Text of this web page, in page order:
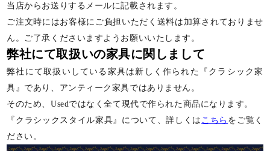
当店からお送りするメールに記載されます。
ご注文時にはお客様にご負担いただく送料は加算されておりませ
ん。ご了承くださいますようお願いいたします。
弊社にて取扱いの家具に関しまして
弊社にて取扱いしている家具は新しく作られた『クラシック家
具』であり、アンティーク家具ではありません。
そのため、Usedではなく全て現代で作られた商品になります。
『クラシックスタイル家具』について、詳しくは こちら をご覧く
ださい。